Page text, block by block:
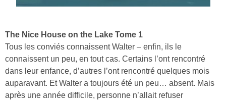
The Nice House on the Lake Tome 1
Tous les conviés connaissent Walter – enfin, ils le
connaissent un peu, en tout cas. Certains l’ont rencontré
dans leur enfance, d’autres l’ont rencontré quelques mois
auparavant. Et Walter a toujours été un peu… absent. Mais
après une année difficile, personne n’allait refuser